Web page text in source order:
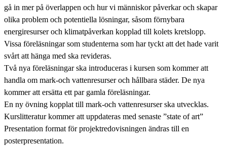
gå in mer på överlappen och hur vi människor påverkar och skapar
olika problem och potentiella lösningar, såsom förnybara
energiresurser och klimatpåverkan kopplad till kolets kretslopp.
Vissa föreläsningar som studenterna som har tyckt att det hade varit
svårt att hänga med ska revideras.
Två nya föreläsningar ska introduceras i kursen som kommer att
handla om mark-och vattenresurser och hållbara städer. De nya
kommer att ersätta ett par gamla föreläsningar.
En ny övning kopplat till mark-och vattenresurser ska utvecklas.
Kurslitteratur kommer att uppdateras med senaste ”state of art”
Presentation format för projektredovisningen ändras till en
posterpresentation.